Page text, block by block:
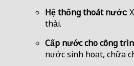
Hệ thống thoát nước:
thải.
Cấp nước cho công
nước sinh hoạt, chữa